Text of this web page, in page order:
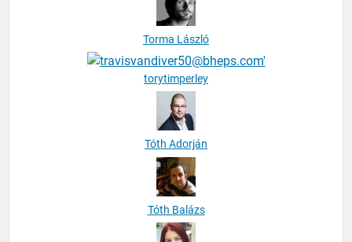
Torma László
torytimperley
Tóth Adorján
Tóth Balázs